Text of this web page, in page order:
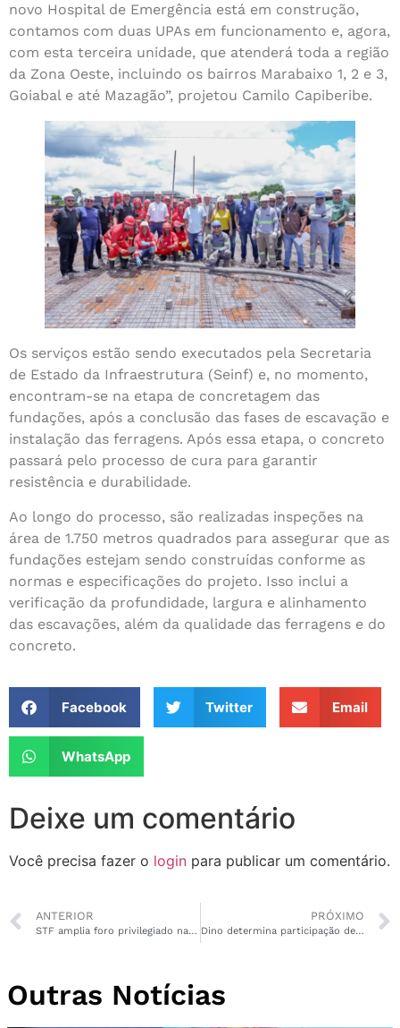
novo Hospital de Emergência está em construção,
contamos com duas UPAs em funcionamento e, agora,
com esta terceira unidade, que atenderá toda a região
da Zona Oeste, incluindo os bairros Marabaixo 1, 2 e 3,
Goiabal e até Mazagão”, projetou Camilo Capiberibe.
Os serviços estão sendo executados pela Secretaria
de Estado da Infraestrutura (Seinf) e, no momento,
encontram-se na etapa de concretagem das
fundações, após a conclusão das fases de escavação e
instalação das ferragens. Após essa etapa, o concreto
passará pelo processo de cura para garantir
resistência e durabilidade.
Ao longo do processo, são realizadas inspeções na
área de 1.750 metros quadrados para assegurar que as
fundações estejam sendo construídas conforme as
normas e especificações do projeto. Isso inclui a
verificação da profundidade, largura e alinhamento
das escavações, além da qualidade das ferragens e do
concreto.
Facebook Twitter Email
WhatsApp
Deixe um comentário
Você precisa fazer o login para publicar um comentário.
ANTERIOR
STF amplia foro privilegiado na Corte para após fim do mandato do réu
PRÓXIMO
Dino determina participação de indígenas nos ganhos de Belo Monte
Outras Notícias